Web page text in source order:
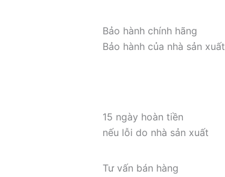
Bảo hành chính hãng
Bảo hành của nhà sản xuất
15 ngày hoàn tiền
nếu lỗi do nhà sản xuất
Tư vấn bán hàng